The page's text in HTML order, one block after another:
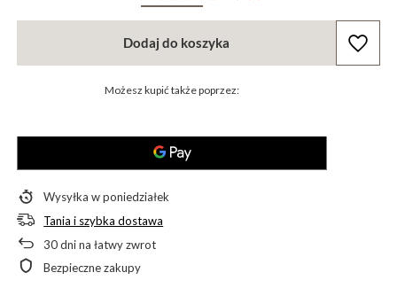
Dodaj do koszyka
Możesz kupić także poprzez:
Wysyłkaw poniedziałek
Tania i szybka dostawa
30dni na łatwy zwrot
Bezpieczne zakupy